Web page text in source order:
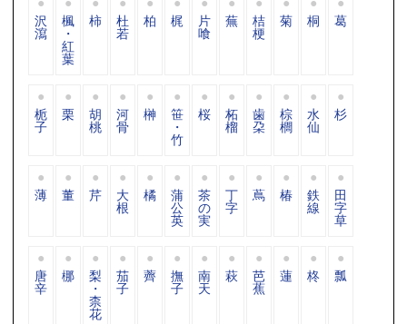
沢
瀉
楓
・
紅
葉
柿 杜
若
柏 梶 片
喰
蕪 桔
梗
菊 桐 葛
栀
子
栗 胡
桃
河
骨
榊 笹
・
竹
桜 柘
榴
歯
朶
棕
櫚
水
仙
杉
薄 董 芹 大
根
橘 蒲
公
英
茶
の
実
丁
字
蔦 椿 鉄
線
田
字
草
唐
辛
梛 梨
・
柰
花
茄
子
薺 撫
子
南
天
萩 芭
蕉
蓮 柊 瓢